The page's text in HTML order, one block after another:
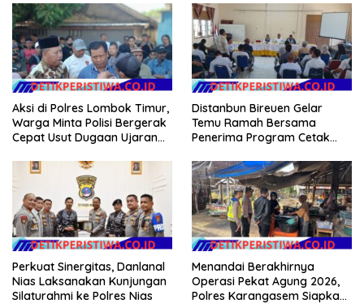
Masyarakat
Dongkrak Kesejahteraan
Warga
Aksi di Polres Lombok Timur,
Warga Minta Polisi Bergerak
Cepat Usut Dugaan Ujaran
Distanbun Bireuen Gelar
Temu Ramah Bersama
Penerima Program Cetak
Klarifikasi Isu Hoax
Perkuat Sinergitas, Danlanal
Nias Laksanakan Kunjungan
Silaturahmi ke Polres Nias
Menandai Berakhirnya
Operasi Pekat Agung 2026,
Polres Karangasem Siapkan